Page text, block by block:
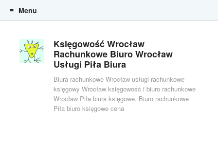
Księgowość Wrocław
Rachunkowe Biuro Wrocław
Usługi Piła Biura
Biura rachunkowe Wrocław usługi rachunkowe
księgowy Wrocław księgowość i biuro rachunkowe
Wrocław Piła biura księgowe. Biuro rachunkowe
Piła biuro księgowe cena
Menu